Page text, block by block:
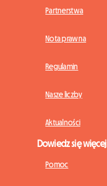
Partnerstwa
Nota prawna
Regulamin
Nasze liczby
Aktualności
Dowiedz się więcej
Pomoc